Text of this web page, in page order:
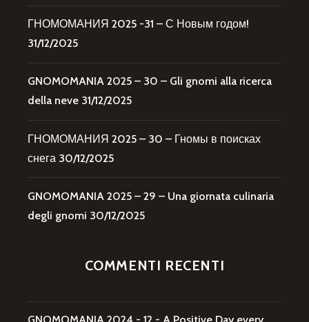
ГНОМОМАНИЯ 2025 -31 – С Новым годом!
31/12/2025
GNOMOMANIA 2025 – 30 – Gli gnomi alla ricerca
della neve 31/12/2025
ГНОМОМАНИЯ 2025 – 30 – Гномы в поисках
снега 30/12/2025
GNOMOMANIA 2025 – 29 – Una giornata culinaria
degli gnomi 30/12/2025
COMMENTI RECENTI